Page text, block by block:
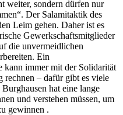
weiter, sondern dürfen nur
Der Salamitaktik des
Leim gehen. Daher ist es
Gewerkschaftsmitglieder
die unvermeidlichen
Ein
kann immer mit der Solidarität
rechnen – dafür gibt es viele
hat eine lange
und verstehen müssen, um
gewinnen .